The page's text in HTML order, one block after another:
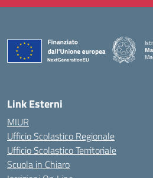
—
Link Esterni
MIUR
Ufficio Scolastico Regionale
Ufficio Scolastico Territoriale
Scuola in Chiaro